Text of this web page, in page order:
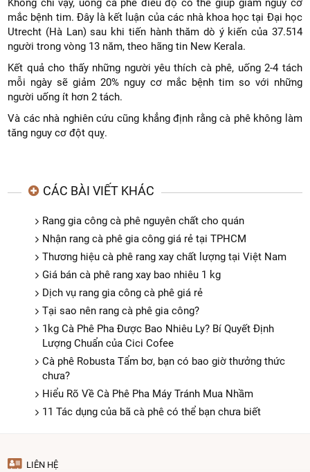
mắc bệnh tim. Đây là kết luận của các nhà khoa học tại Đại học
Utrecht (Hà Lan) sau khi tiến hành thăm dò ý kiến ​​của 37.514
người trong vòng 13 năm, theo hãng tin New Kerala.
Kết quả cho thấy những người yêu thích cà phê, uống 2-4 tách
mỗi ngày sẽ giảm 20% nguy cơ mắc bệnh tim so với những
người uống ít hơn 2 tách.
Và các nhà nghiên cứu cũng khẳng định rằng cà phê không làm
tăng nguy cơ đột quỵ.
CÁC BÀI VIẾT KHÁC
Rang gia công cà phê nguyên chất cho quán
Nhận rang cà phê gia công giá rẻ tại TPHCM
Thương hiệu cà phê rang xay chất lượng tại Việt Nam
Giá bán cà phê rang xay bao nhiêu 1 kg
Dịch vụ rang gia công cà phê giá rẻ
Tại sao nên rang cà phê gia công?
1kg Cà Phê Pha Được Bao Nhiêu Ly? Bí Quyết Định
Lượng Chuẩn của Cici Cofee
Cà phê Robusta Tẩm bơ, bạn có bao giờ thưởng thức
chưa?
Hiểu Rõ Về Cà Phê Pha Máy Tránh Mua Nhầm
11 Tác dụng của bã cà phê có thể bạn chưa biết
LIÊN HỆ